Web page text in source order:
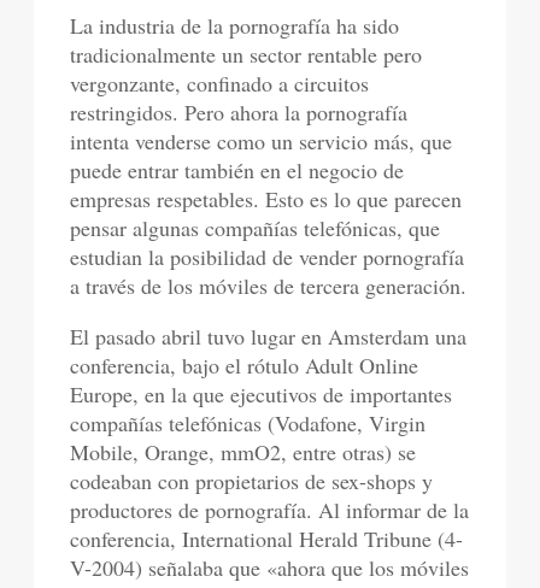
La industria de la pornografía ha sido
tradicionalmente un sector rentable pero
vergonzante, confinado a circuitos
restringidos. Pero ahora la pornografía
intenta venderse como un servicio más, que
puede entrar también en el negocio de
empresas respetables. Esto es lo que parecen
pensar algunas compañías telefónicas, que
estudian la posibilidad de vender pornografía
a través de los móviles de tercera generación.
El pasado abril tuvo lugar en Amsterdam una
conferencia, bajo el rótulo Adult Online
Europe, en la que ejecutivos de importantes
compañías telefónicas (Vodafone, Virgin
Mobile, Orange, mmO2, entre otras) se
codeaban con propietarios de sex-shops y
productores de pornografía. Al informar de la
conferencia, International Herald Tribune (4-
V-2004) señalaba que «ahora que los móviles